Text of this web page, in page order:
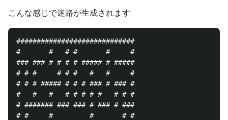
こんな感じで迷路が生成されます
#############################
#       #   # #       #     #
### ### # # # # ##### # #####
# # #     # # #   #   #     #
# # # ##### # # # ### # ### #
#   #   #   # # # # #   # # #
# ####### ### ### # ### # ###
# #     #         #       # #